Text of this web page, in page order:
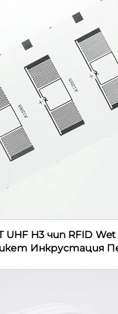
UHF H3 чип RFID
Инкрустация